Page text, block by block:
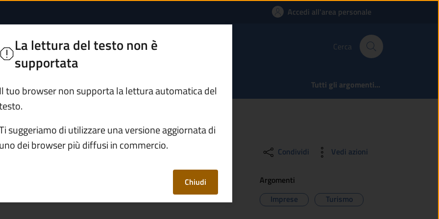
di Artogne Accedi all'area personale
Cerca
Servizi Vivere Artogne Tutti gli argomenti...
/ Affitti brevi
Condividi Vedi azioni
La lettura del testo non è
supportata
Il tuo browser non supporta la lettura automatica del
suggeriamo di utilizzare una versione aggiornata di
uno dei browser più diffusi in commercio.
Chiudi
Argomenti
Imprese
Turismo